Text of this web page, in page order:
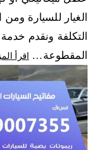
الغيار للسيارة
التكلفة ونقدم
المقطوعة…
اقرأ